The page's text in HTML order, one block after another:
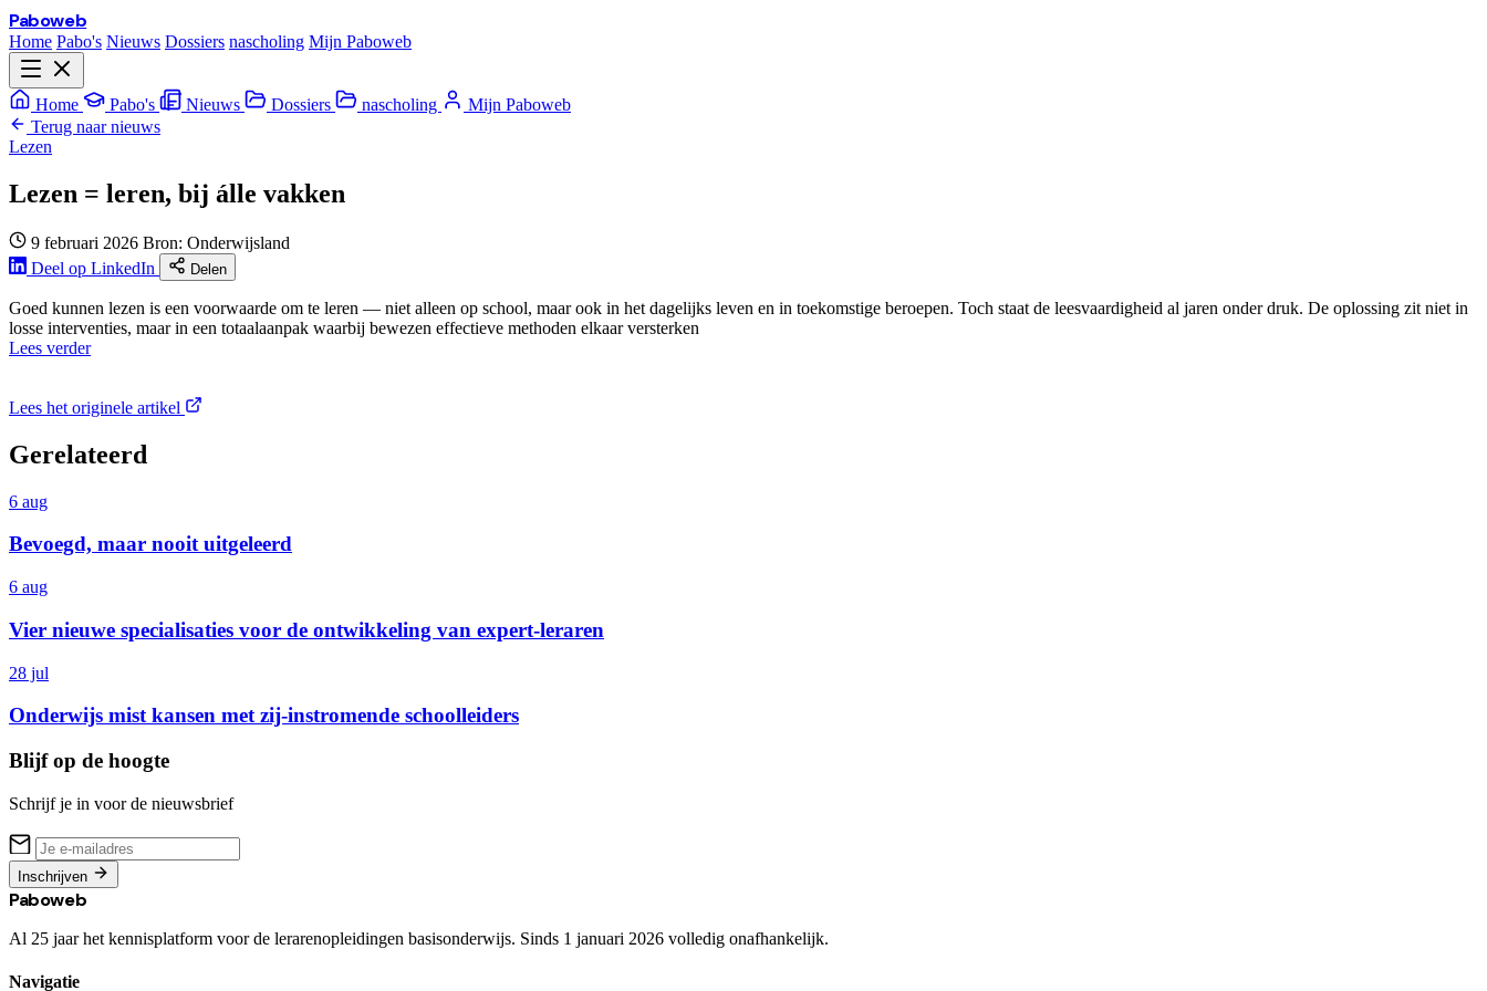
Paboweb
Home Pabo's Nieuws Dossiers nascholing Mijn Paboweb
Home Pabo's Nieuws Dossiers nascholing
Mijn Paboweb
Terug naar nieuws
Lezen
Lezen = leren, bij álle vakken
9 februari 2026 Bron: Onderwijsland
Deel op LinkedIn
Delen
Goed kunnen lezen is een voorwaarde om te leren — niet alleen op school, maar ook in het dagelijks leven en in toekomstige beroepen. Toch staat de leesvaardigheid al jaren onder druk. De oplossing zit niet in
losse interventies, maar in een totaalaanpak waarbij bewezen effectieve methoden elkaar versterken
Lees verder
Lees het originele artikel
Gerelateerd
6 aug
Bevoegd, maar nooit uitgeleerd
6 aug
Vier nieuwe specialisaties voor de ontwikkeling van expert-leraren
28 jul
Onderwijs mist kansen met zij-instromende schoolleiders
Blijf op de hoogte
Schrijf je in voor de nieuwsbrief
Inschrijven
Paboweb
Al 25 jaar het kennisplatform voor de lerarenopleidingen basisonderwijs. Sinds 1 januari 2026 volledig onafhankelijk.
Navigatie